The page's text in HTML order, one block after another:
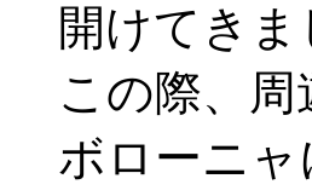
開けてきま
この際、
ボローニ